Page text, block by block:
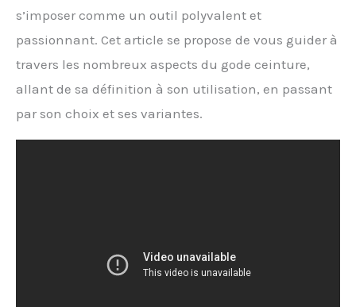
s’imposer comme un outil polyvalent et
passionnant. Cet article se propose de vous guider à
travers les nombreux aspects du gode ceinture,
allant de sa définition à son utilisation, en passant
par son choix et ses variantes.